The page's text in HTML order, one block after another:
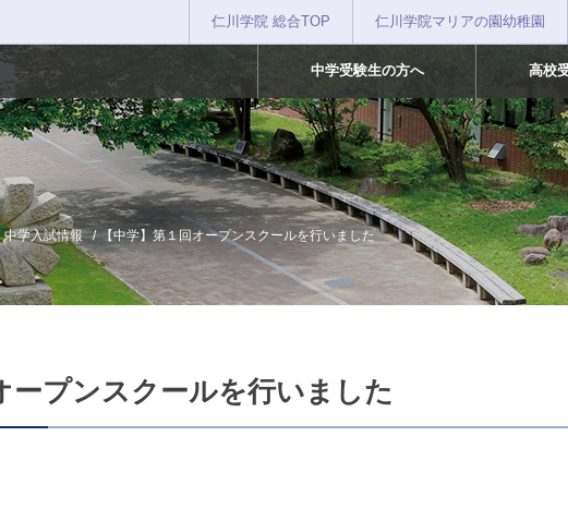
仁川学院 総合TOP 仁川学院マリアの園幼稚園
中学受験生の方へ 高校
中学入試情報 【中学】第１回オープンスクールを行いました
ープンスクールを行いました